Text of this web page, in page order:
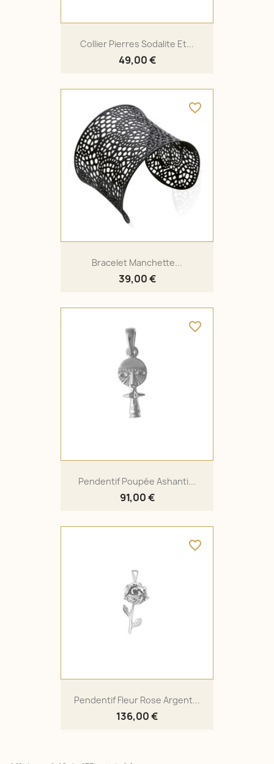
Collier Pierres Sodalite Et...
49,00 €
Bracelet Manchette...
39,00 €
favorite_border
Pendentif Poupée Ashanti...
91,00 €
favorite_border
Pendentif Fleur Rose Argent...
136,00 €
favorite_border